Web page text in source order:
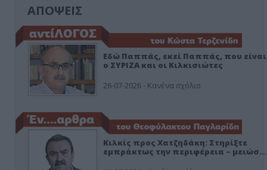
ΑΠΟΨΕΙΣ
Εδώ Παππάς, εκεί Παππάς, που είναι
ο ΣΥΡΙΖΑ και οι Κιλκισιώτες
26-07-2026 - Κανένα σχόλιο
Κιλκίς προς Χατζηδάκη: Στηρίξτε
εμπράκτως την περιφέρεια – μειώσ…